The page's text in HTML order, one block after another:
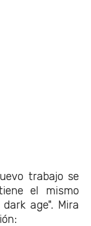
trabajo se
el mismo
age". Mira